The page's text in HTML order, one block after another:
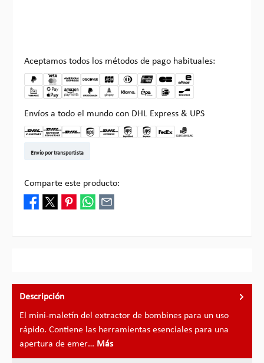
Aceptamos todos los métodos de pago habituales:
Envíos a todo el mundo con DHL Express & UPS
Envío por transportista
Comparte este producto:
Descripción
El mini-maletín del extractor de bombines para un uso
rápido. Contiene las herramientas esenciales para una
apertura de emer… Más